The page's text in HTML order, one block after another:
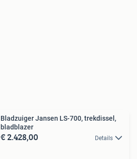
Bladzuiger Jansen LS-700, trekdissel,
bladblazer
€ 2.428,00 Details